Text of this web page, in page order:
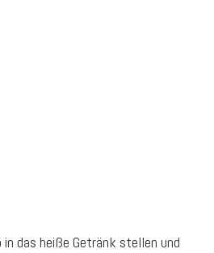
das heiße Getränk stellen und